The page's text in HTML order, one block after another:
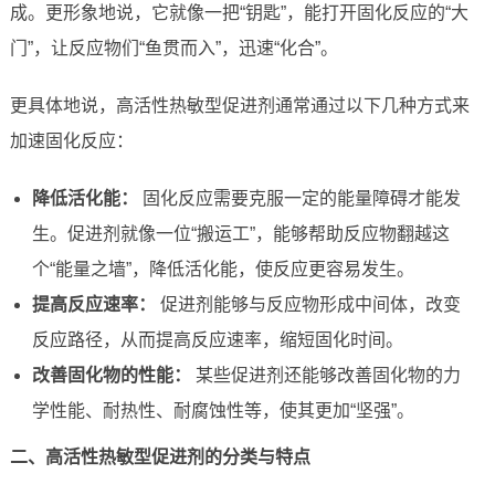
成。更形象地说，它就像一把“钥匙”，能打开固化反应的“大
门”，让反应物们“鱼贯而入”，迅速“化合”。
更具体地说，高活性热敏型促进剂通常通过以下几种方式来
加速固化反应：
降低活化能：
固化反应需要克服一定的能量障碍才能发
生。促进剂就像一位“搬运工”，能够帮助反应物翻越这
个“能量之墙”，降低活化能，使反应更容易发生。
提高反应速率：
促进剂能够与反应物形成中间体，改变
反应路径，从而提高反应速率，缩短固化时间。
改善固化物的性能：
某些促进剂还能够改善固化物的力
学性能、耐热性、耐腐蚀性等，使其更加“坚强”。
二、高活性热敏型促进剂的分类与特点